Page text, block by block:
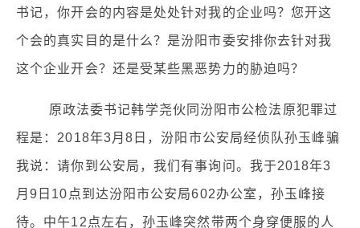
书记，你开会的内容是处处针对我的企业吗？您开这
个会的真实目的是什么？是汾阳市委安排你去针对我
这个企业开会？还是受某些黑恶势力的胁迫吗？
原政法委书记韩学尧伙同汾阳市公检法原犯罪过
程是：2018年3月8日，汾阳市公安局经侦队孙玉峰骗
我说：请你到公安局，我们有事询问。我于2018年3
月9日10点到达汾阳市公安局602办公室，孙玉峰接
待。中午12点左右，孙玉峰突然带两个身穿便服的人